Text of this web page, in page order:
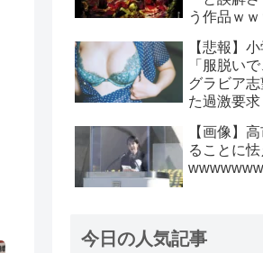
う作品ｗ
【悲報】
「服脱い
グラビア
た過激要求
【画像】
ることに
今日の人気記事